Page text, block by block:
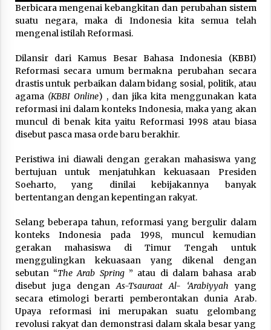
April 22, 2026
Laporan Aljazeera.net, Fasilitas Nuklir Iran
saja Skenario yang Mungkin Terjadi ?
February 7, 2026
Berbicara mengenai kebangkitan dan perubahan sistem
suatu negara, maka di Indonesia kita semua telah
mengenal istilah Reformasi.
Dilansir dari Kamus Besar Bahasa Indonesia (KBBI)
Reformasi secara umum bermakna perubahan secara
drastis untuk perbaikan dalam bidang sosial, politik, atau
agama (KBBI Online) , dan jika kita menggunakan kata
reformasi ini dalam konteks Indonesia, maka yang akan
muncul di benak kita yaitu Reformasi 1998 atau biasa
disebut pasca masa orde baru berakhir.
Peristiwa ini diawali dengan gerakan mahasiswa yang
bertujuan untuk menjatuhkan kekuasaan Presiden
Soeharto, yang dinilai kebijakannya banyak
bertentangan dengan kepentingan rakyat.
Selang beberapa tahun, reformasi yang bergulir dalam
konteks Indonesia pada 1998, muncul kemudian
gerakan mahasiswa di Timur Tengah untuk
menggulingkan kekuasaan yang dikenal dengan
sebutan “The Arab Spring” atau di dalam bahasa arab
disebut juga dengan As-Tsauraat Al- ‘Arabiyyah yang
secara etimologi berarti pemberontakan dunia Arab.
Upaya reformasi ini merupakan suatu gelombang
revolusi rakyat dan demonstrasi dalam skala besar yang